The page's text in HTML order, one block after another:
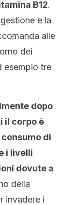
B12.
e la
alle
dei
esempio tre
dopo
il corpo è
di
i livelli
dovute a
della
invadere i